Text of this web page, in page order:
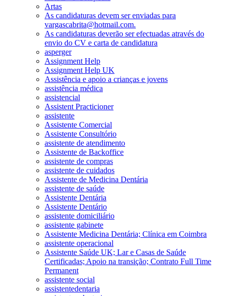
Artas
As candidaturas devem ser enviadas para
vargascabrita@hotmail.com.
As candidaturas deverão ser efectuadas através do
envio do CV e carta de candidatura
asperger
Assignment Help
Assignment Help UK
Assistência e apoio a crianças e jovens
assistência médica
assistencial
Assistent Practicioner
assistente
Assistente Comercial
Assistente Consultório
assistente de atendimento
Assistente de Backoffice
assistente de compras
assistente de cuidados
Assistente de Medicina Dentária
assistente de saúde
Assistente Dentária
Assistente Dentário
assistente domiciliário
assistente gabinete
Assistente Medicina Dentária; Clínica em Coimbra
assistente operacional
Assistente Saúde UK; Lar e Casas de Saúde
Certificadas; Apoio na transição; Contrato Full Time
Permanent
assistente social
assistentedentaria